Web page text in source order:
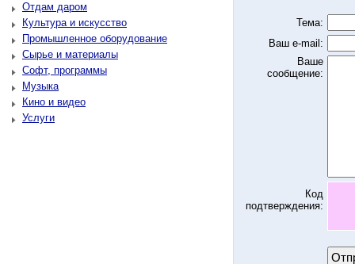
Отдам даром
Культура и искусство
Промышленное оборудование
Сырье и материалы
Софт, программы
Музыка
Кино и видео
Услуги
Тема:
Ваш e-mail:
Ваше
сообщение:
Код
подтверждения: